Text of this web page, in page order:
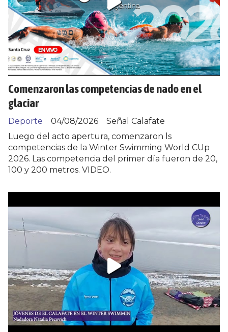
Comenzaron las competencias de nado en el
glaciar
Señal Calafate
Deporte
04/08/2026
Luego del acto apertura, comenzaron ls
competencias de la Winter Swimming World CUp
2026. Las competencia del primer día fueron de 20,
100 y 200 metros. VIDEO.